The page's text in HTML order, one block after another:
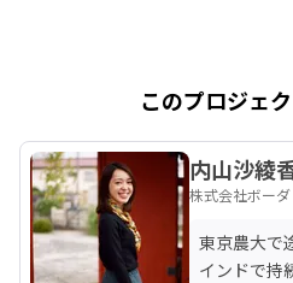
このプロジェ
内山沙綾
株式会社ボー
東京農大で
インドで持